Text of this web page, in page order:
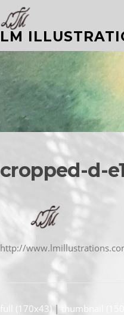
LM
cropped-d-
http://
full (170x43) | thumbnail